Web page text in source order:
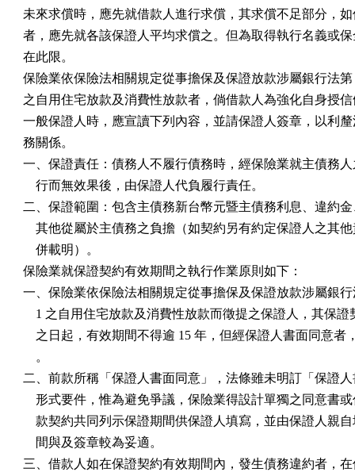
未來求償時，應先就借款人進行求償，其求償不足部分，
者，應先就各該保證人平均求償之。但為取得執行名義或
在此限。
保險業依保險法相關規定從事擔保及保證放款涉屬銀行法第
之自用住宅放款及消費性放款者，倘借款人為強化自身授
一般保證人時，應宣讀下列內容，並請保證人簽章，以利
務關係。
一、保證責任：債務人不履行債務時，經保險業就主債務
    行而無效果後，由保證人代負履行責任。
二、保證範圍：包含主債務新台幣元暨主債務利息、違約
其他從屬於主債務之負擔（如契約另有約定保證人之其
    併載明）。
保險業就保證契約有效期間之執行作業原則如下：
一、保險業依保險法相關規定從事擔保及保證放款涉屬銀行
1 之自用住宅放款及消費性放款而徵提之保證人，其保
之日起，有效期間不得逾 15 年，但經保證人書面同意者
    。
二、前款所稱「保證人書面同意」，法條雖未明訂「保證
形式要件，惟為避免爭議，保險業得設計單獨之同意書
款契約共同列示保證期間供保證人填寫，並由保證人親
    間與及簽章較為妥適。
三、借款人如在保證契約有效期間內，發生債務違約者，